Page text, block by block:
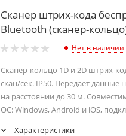
Сканер штрих-кода
Bluetooth (сканер-
Нет в наличии
Сканер-кольцо 1D и 2D штрих-
скан/сек. IP50. Передает данные
на расстоянии до 30 м.
ОС: Windows, Android и iOS,
Характеристики